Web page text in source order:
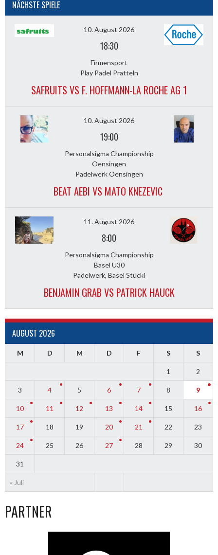
NÄCHSTE SPIELE
10. August 2026
18:30
Firmensport
Play Padel Pratteln
SAFRUITS VS F. HOFFMANN-LA ROCHE AG 1
10. August 2026
19:00
Personalsigma Championship
Oensingen
Padelwerk Oensingen
BEAT AEBI VS MATO KNEZEVIC
11. August 2026
8:00
Personalsigma Championship
Basel U30
Padelwerk, Basel Stücki
BENJAMIN GRAB VS PATRICK HAUCK
AUGUST 2026
M D M D F S S
« Juli
1 2
3 4 5 6 7 8 9
10 11 12 13 14 15 16
17 18 19 20 21 22 23
24 25 26 27 28 29 30
31
PARTNER